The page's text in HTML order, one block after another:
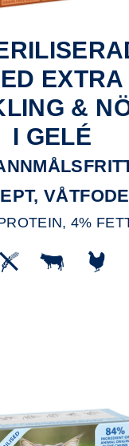
EXTRA
&
I GELÉ
4%